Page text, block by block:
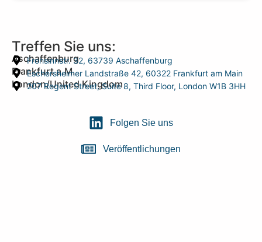
Treffen Sie uns:
Aschaffenburg
Frohsinnstr. 32, 63739 Aschaffenburg
Frankfurt a.M.
Eschersheimer Landstraße 42, 60322 Frankfurt am Main
London/United Kingdom
207 Regent Street, Suite 8, Third Floor, London W1B 3HH
Folgen Sie uns
Veröffentlichungen